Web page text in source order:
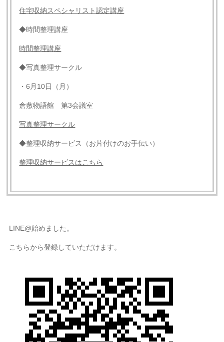
住宅収納スペシャリスト認定講座
◆時間整理講座
時間整理講座
◆写真整理サークル
・6月10日（月）
倉敷物語館 第3会議室
写真整理サークル
◆整理収納サービス（お片付けのお手伝い）
整理収納サービスはこちら
LINE@始めました。
こちらから登録していただけます。